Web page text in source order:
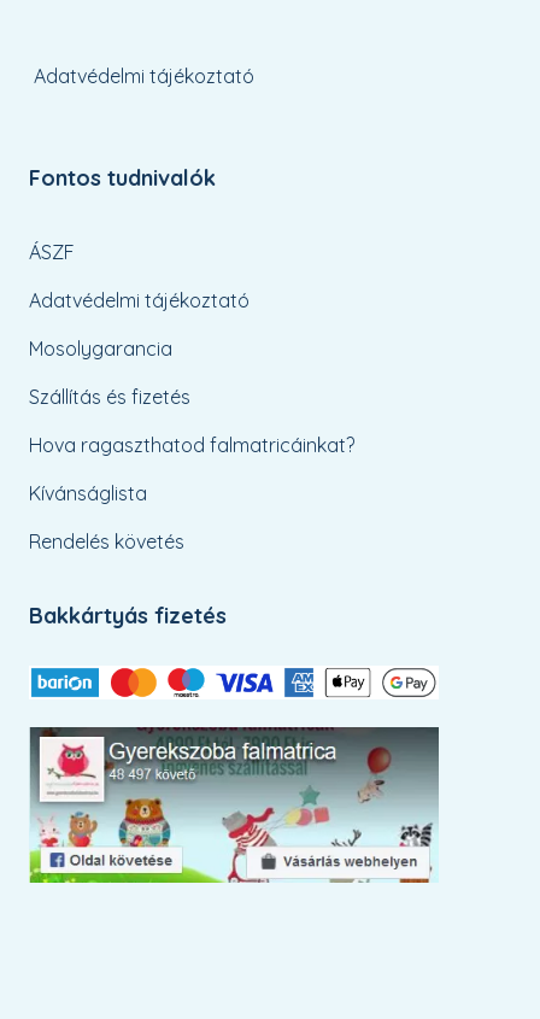
Adatvédelmi tájékoztató
Fontos tudnivalók
ÁSZF
Adatvédelmi tájékoztató
Mosolygarancia
Szállítás és fizetés
Hova ragaszthatod falmatricáinkat?
Kívánságlista
Rendelés követés
Bakkártyás fizetés